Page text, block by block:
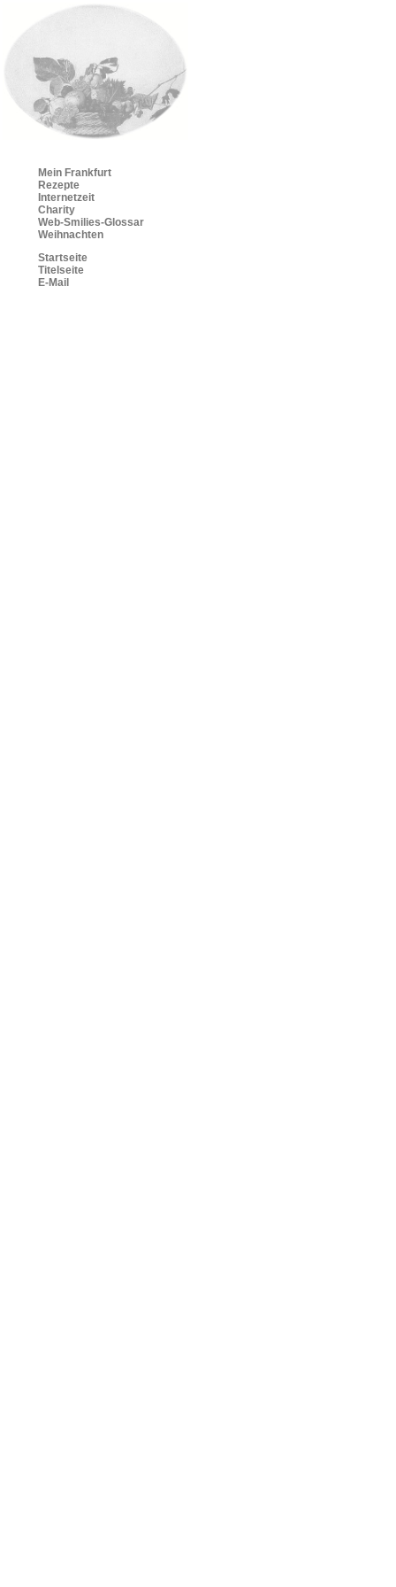
Mein Frankfurt
Rezepte
Internetzeit
Charity
Web-Smilies-Glossar
Weihnachten
Startseite
Titelseite
E-Mail